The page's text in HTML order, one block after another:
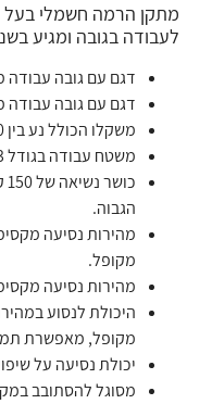
מתקן הרמה חשמלי בעל
לעבודה בגובה ומגיע
דגם עם גובה עבודה
דגם עם גובה עבודה
משקלו הכולל נע בין 1000 ל-1025 ק"ג, תלוי בדגם.
משטח עבודה בגודל 63 ס"מ על 76 ס"מ.
הגבוה.
מקופל.
מהירות נסיעה מקסימלית של 0.8
היכולת לנסוע
מקופל, מאפשרת
יכולת נסיעה על שיפוע
מסוגל להסתובב